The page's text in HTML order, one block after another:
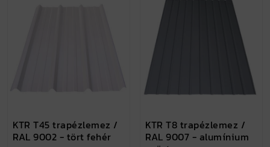
KTR T45 trapézlemez /
RAL 9002 - tört fehér
KTR T8 trapézlemez /
RAL 9007 - alumínium